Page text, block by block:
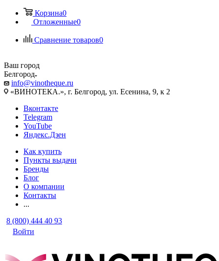
Корзина0
Отложенные0
Сравнение товаров0
Ваш город
Белгород
info@vinotheque.ru
«ВИНОТЕКА.», г. Белгород, ул. Есенина, 9, к 2
Вконтакте
Telegram
YouTube
Яндекс.Дзен
Как купить
Пункты выдачи
Бренды
Блог
О компании
Контакты
...
8 (800) 444 40 93
Войти